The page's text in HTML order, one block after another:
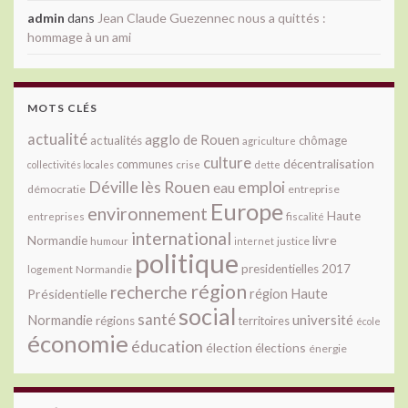
admin dans Jean Claude Guezennec nous a quittés :
hommage à un ami
MOTS CLÉS
actualité actualitésagglo de Rouen agriculture chômage
collectivités locales communes crise culture dette décentralisation
démocratie Déville lès Rouen eau emploi entreprise
entreprises environnement Europe fiscalité Haute
Normandie humour international internet justice livre
logement Normandie politique presidentielles 2017
Présidentielle recherche région région Haute
Normandie régions santésocial territoiresuniversité école
économie éducation élection élections énergie